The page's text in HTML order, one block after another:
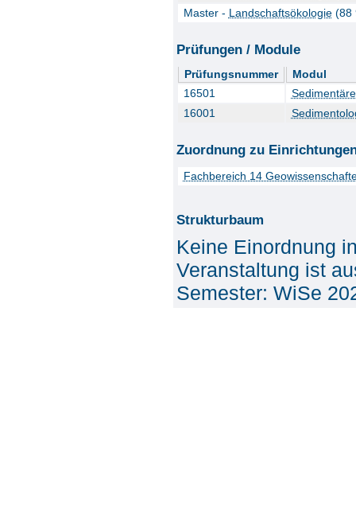
Master -
Landschaftsökologie(88
Prüfungen / Module
Prüfungsnummer
Modul
16501
16001
Zuordnung zu
Fachbereich 14
Strukturbaum
Keine Einordnung
Veranstaltung ist
Semester: WiSe